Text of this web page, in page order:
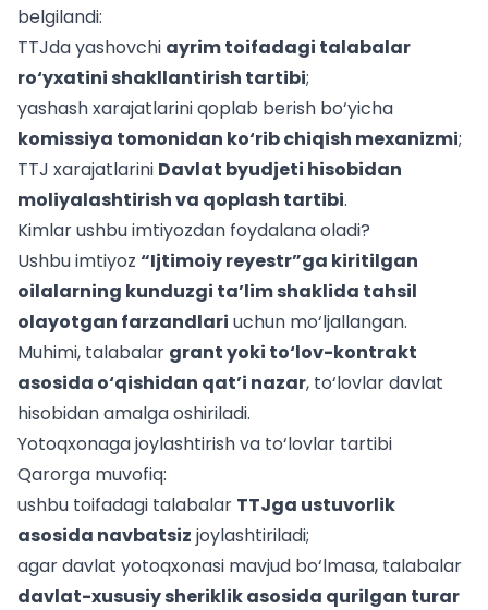
belgilandi:
TTJda yashovchi ayrim toifadagi talabalar
ro‘yxatini shakllantirish tartibi;
yashash xarajatlarini qoplab berish bo‘yicha
komissiya tomonidan ko‘rib chiqish mexanizmi;
TTJ xarajatlarini Davlat byudjeti hisobidan
moliyalashtirish va qoplash tartibi.
Kimlar ushbu imtiyozdan foydalana oladi?
Ushbu imtiyoz “Ijtimoiy reyestr”ga kiritilgan
oilalarning kunduzgi ta’lim shaklida tahsil
olayotgan farzandlari uchun mo‘ljallangan.
Muhimi, talabalar grant yoki to‘lov-kontrakt
asosida o‘qishidan qat’i nazar, to‘lovlar davlat
hisobidan amalga oshiriladi.
Yotoqxonaga joylashtirish va to‘lovlar tartibi
Qarorga muvofiq:
ushbu toifadagi talabalar TTJga ustuvorlik
asosida navbatsiz joylashtiriladi;
agar davlat yotoqxonasi mavjud bo‘lmasa, talabalar
davlat-xususiy sheriklik asosida qurilgan turar